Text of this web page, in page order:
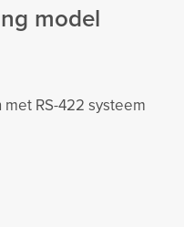
model
RS-422 systeem